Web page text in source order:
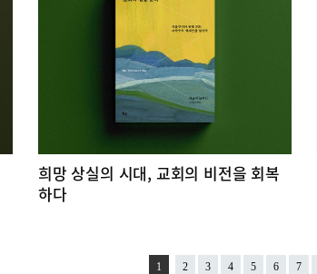
희망 상실의 시대, 교회의 비전을 회복
하다
1 2 3 4 5 6 7